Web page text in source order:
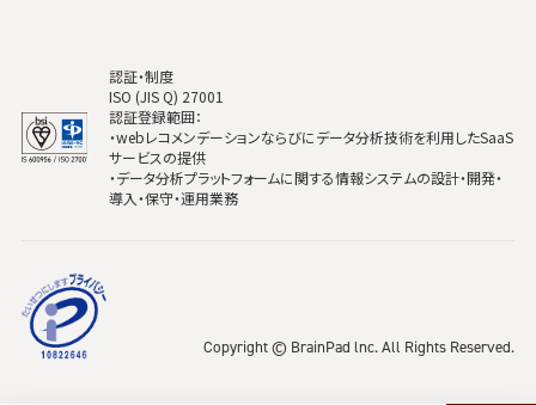
認証・制度
ISO (JIS Q) 27001
認証登録範囲：
・webレコメンデーションならびにデータ分析技術を利用したSaaS
サービスの提供
・データ分析プラットフォームに関する情報システムの設計・開発・
導入・保守・運用業務
Copyright © BrainPad lnc. All Rights Reserved.